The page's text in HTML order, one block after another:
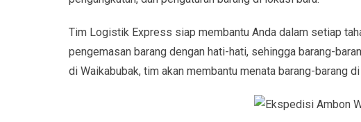
Tim Logistik Express siap membantu Anda dalam setiap
pengemasan barang dengan hati-hati, sehingga barang-
di Waikabubak, tim akan membantu menata barang-barang